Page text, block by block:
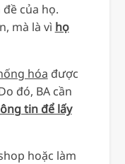
của họ.
mà là vì họ
hóa được
đó, BA cần
tin để lấy
hoặc làm